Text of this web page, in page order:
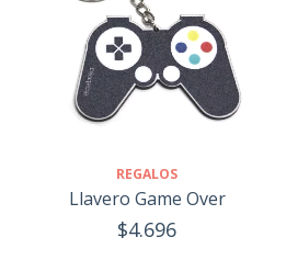
REGALOS
Llavero Game Over
$4.696